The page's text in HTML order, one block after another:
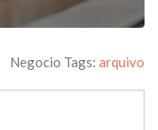
Negocio Tags: arquivo